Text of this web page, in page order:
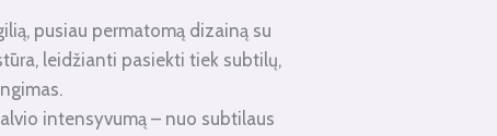
pusiau permatomą dizainą su
leidžianti pasiekti tiek subtilų,
intensyvumą – nuo ​​subtilaus